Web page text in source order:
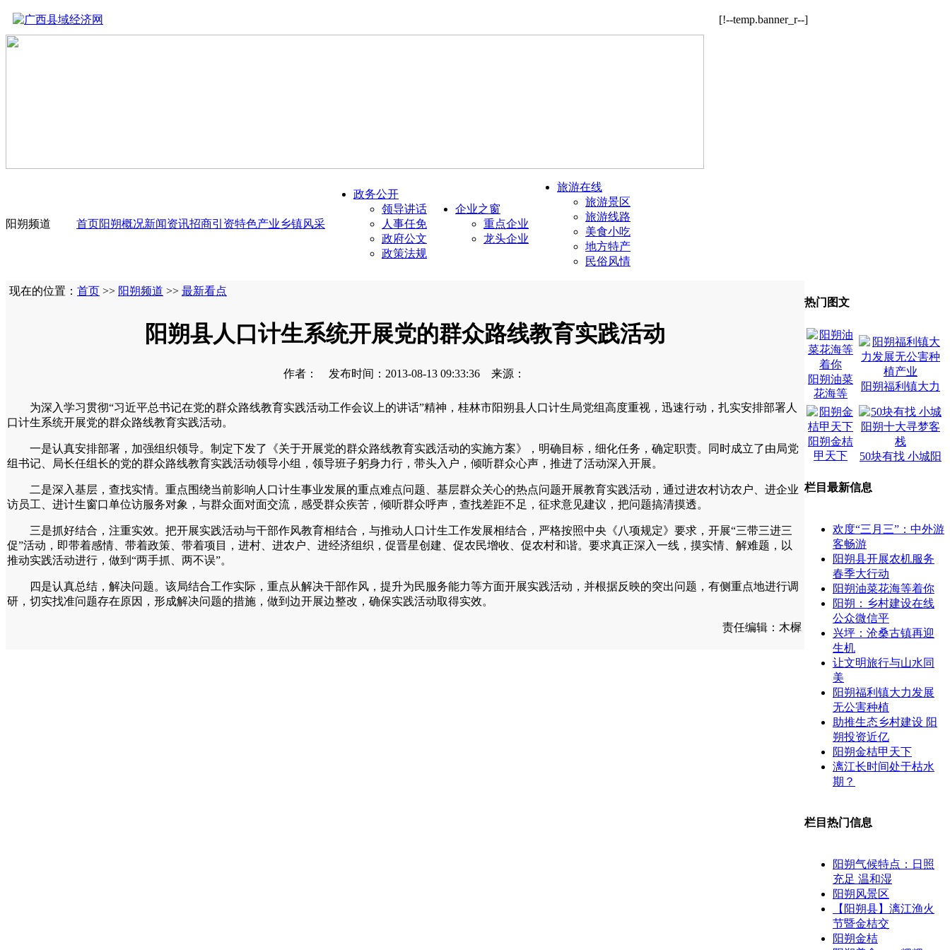
[!--temp.banner_r--]
阳朔频道 首页阳朔概况新闻资讯招商引资特色产业乡镇风采
政务公开
领导讲话
人事任免
政府公文
政策法规
企业之窗
重点企业
龙头企业
旅游在线
旅游景区
旅游线路
美食小吃
地方特产
民俗风情
现在的位置： 首页 >> 阳朔频道 >> 最新看点
阳朔县人口计生系统开展党的群众路线教育实践活动
作者： 发布时间：2013-08-13 09:33:36 来源：
为深入学习贯彻“习近平总书记在党的群众路线教育实践活动工作会议上的讲话”精神，桂林市阳朔县人口计生局党组高度重视，迅速行动，扎实安排部署人
口计生系统开展党的群众路线教育实践活动。
一是认真安排部署，加强组织领导。制定下发了《关于开展党的群众路线教育实践活动的实施方案》，明确目标，细化任务，确定职责。同时成立了由局党
组书记、局长任组长的党的群众路线教育实践活动领导小组，领导班子躬身力行，带头入户，倾听群众心声，推进了活动深入开展。
二是深入基层，查找实情。重点围绕当前影响人口计生事业发展的重点难点问题、基层群众关心的热点问题开展教育实践活动，通过进农村访农户、进企业
访员工、进计生窗口单位访服务对象，与群众面对面交流，感受群众疾苦，倾听群众呼声，查找差距不足，征求意见建议，把问题搞清摸透。
三是抓好结合，注重实效。把开展实践活动与干部作风教育相结合，与推动人口计生工作发展相结合，严格按照中央《八项规定》要求，开展“三带三进三
促”活动，即带着感情、带着政策、带着项目，进村、进农户、进经济组织，促晋星创建、促农民增收、促农村和谐。要求真正深入一线，摸实情、解难题，以
推动实践活动进行，做到“两手抓、两不误”。
四是认真总结，解决问题。该局结合工作实际，重点从解决干部作风，提升为民服务能力等方面开展实践活动，并根据反映的突出问题，有侧重点地进行调
研，切实找准问题存在原因，形成解决问题的措施，做到边开展边整改，确保实践活动取得实效。
责任编辑：木樨
热门图文
阳朔油菜
花海等
阳朔福利镇大力
阳朔金桔
甲天下
50块有找 小城阳
栏目最新信息
欢度“三月三”：中外游
客畅游
阳朔县开展农机服务
春季大行动
阳朔油菜花海等着你
阳朔：乡村建设在线
公众微信平
兴坪：沧桑古镇再迎
生机
让文明旅行与山水同
美
阳朔福利镇大力发展
无公害种植
助推生态乡村建设 阳
朔投资近亿
阳朔金桔甲天下
漓江长时间处于枯水
期？
栏目热门信息
阳朔气候特点：日照
充足 温和湿
阳朔风景区
【阳朔县】漓江渔火
节暨金桔交
阳朔金桔